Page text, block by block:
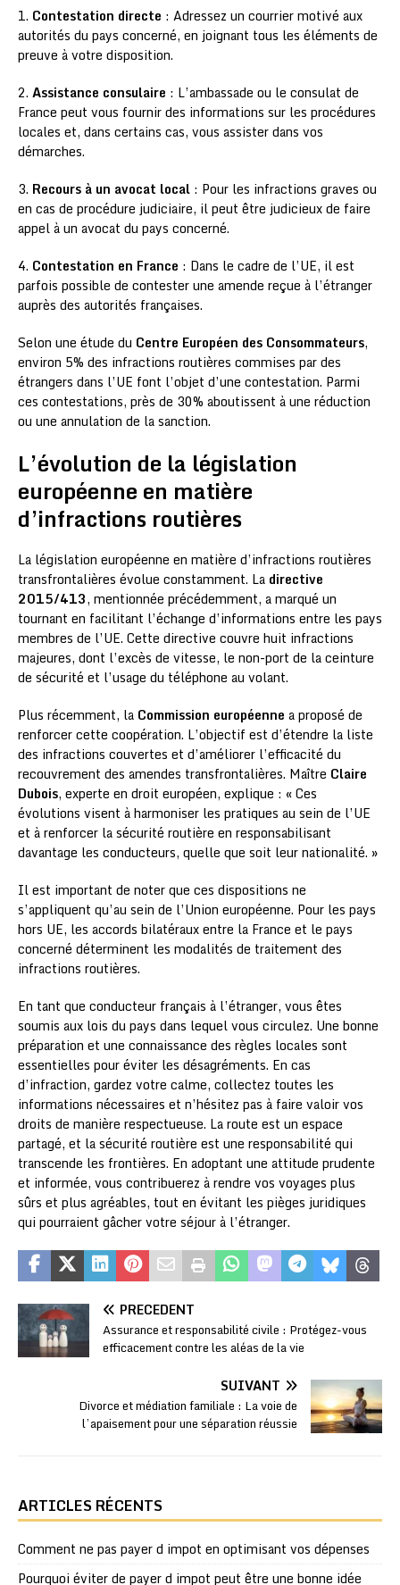
1. Contestation directe : Adressez un courrier motivé aux
autorités du pays concerné, en joignant tous les éléments de
preuve à votre disposition.
2. Assistance consulaire : L’ambassade ou le consulat de
France peut vous fournir des informations sur les procédures
locales et, dans certains cas, vous assister dans vos
démarches.
3. Recours à un avocat local : Pour les infractions graves ou
en cas de procédure judiciaire, il peut être judicieux de faire
appel à un avocat du pays concerné.
4. Contestation en France : Dans le cadre de l’UE, il est
parfois possible de contester une amende reçue à l’étranger
auprès des autorités françaises.
Selon une étude du Centre Européen des Consommateurs,
environ 5% des infractions routières commises par des
étrangers dans l’UE font l’objet d’une contestation. Parmi
ces contestations, près de 30% aboutissent à une réduction
ou une annulation de la sanction.
L’évolution de la législation
européenne en matière
d’infractions routières
La législation européenne en matière d’infractions routières
transfrontalières évolue constamment. La directive
2015/413, mentionnée précédemment, a marqué un
tournant en facilitant l’échange d’informations entre les pays
membres de l’UE. Cette directive couvre huit infractions
majeures, dont l’excès de vitesse, le non-port de la ceinture
de sécurité et l’usage du téléphone au volant.
Plus récemment, la Commission européenne a proposé de
renforcer cette coopération. L’objectif est d’étendre la liste
des infractions couvertes et d’améliorer l’efficacité du
recouvrement des amendes transfrontalières. Maître Claire
Dubois, experte en droit européen, explique : « Ces
évolutions visent à harmoniser les pratiques au sein de l’UE
et à renforcer la sécurité routière en responsabilisant
davantage les conducteurs, quelle que soit leur nationalité. »
Il est important de noter que ces dispositions ne
s’appliquent qu’au sein de l’Union européenne. Pour les pays
hors UE, les accords bilatéraux entre la France et le pays
concerné déterminent les modalités de traitement des
infractions routières.
En tant que conducteur français à l’étranger, vous êtes
soumis aux lois du pays dans lequel vous circulez. Une bonne
préparation et une connaissance des règles locales sont
essentielles pour éviter les désagréments. En cas
d’infraction, gardez votre calme, collectez toutes les
informations nécessaires et n’hésitez pas à faire valoir vos
droits de manière respectueuse. La route est un espace
partagé, et la sécurité routière est une responsabilité qui
transcende les frontières. En adoptant une attitude prudente
et informée, vous contribuerez à rendre vos voyages plus
sûrs et plus agréables, tout en évitant les pièges juridiques
qui pourraient gâcher votre séjour à l’étranger.
PRÉCÉDENT
Assurance et responsabilité civile : Protégez-vous
efficacement contre les aléas de la vie
SUIVANT
Divorce et médiation familiale : La voie de
l’apaisement pour une séparation réussie
ARTICLES RÉCENTS
Comment ne pas payer d impot en optimisant vos dépenses
Pourquoi éviter de payer d impot peut être une bonne idée